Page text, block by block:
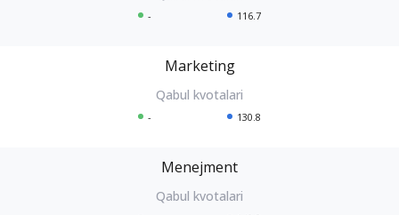
- 116.7
Marketing
- 130.8
Menejment